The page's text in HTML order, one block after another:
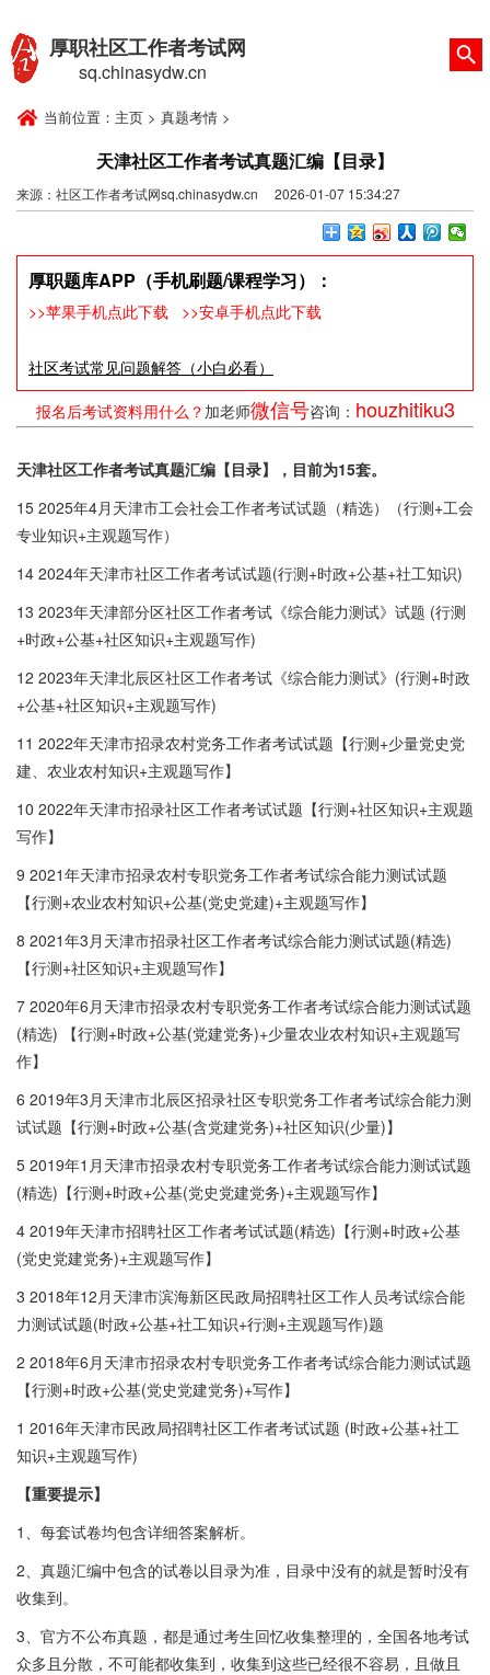
厚职社区工作者考试网
sq.chinasydw.cn
当前位置： 主页 > 真题考情 >
天津社区工作者考试真题汇编【目录】
来源：社区工作者考试网sq.chinasydw.cn 2026-01-07 15:34:27
厚职题库APP（手机刷题/课程学习）：
>>苹果手机点此下载 >>安卓手机点此下载
社区考试常见问题解答（小白必看）
报名后考试资料用什么？ 加老师微信号咨询： houzhitiku3
天津社区工作者考试真题汇编【目录】，目前为15套。
15 2025年4月天津市工会社会工作者考试试题（精选）（行测+工会
专业知识+主观题写作）
14 2024年天津市社区工作者考试试题(行测+时政+公基+社工知识)
13 2023年天津部分区社区工作者考试《综合能力测试》试题 (行测
+时政+公基+社区知识+主观题写作)
12 2023年天津北辰区社区工作者考试《综合能力测试》(行测+时政
+公基+社区知识+主观题写作)
11 2022年天津市招录农村党务工作者考试试题【行测+少量党史党
建、农业农村知识+主观题写作】
10 2022年天津市招录社区工作者考试试题【行测+社区知识+主观题
写作】
9 2021年天津市招录农村专职党务工作者考试综合能力测试试题
【行测+农业农村知识+公基(党史党建)+主观题写作】
8 2021年3月天津市招录社区工作者考试综合能力测试试题(精选)
【行测+社区知识+主观题写作】
7 2020年6月天津市招录农村专职党务工作者考试综合能力测试试题
(精选) 【行测+时政+公基(党建党务)+少量农业农村知识+主观题写
作】
6 2019年3月天津市北辰区招录社区专职党务工作者考试综合能力测
试试题【行测+时政+公基(含党建党务)+社区知识(少量)】
5 2019年1月天津市招录农村专职党务工作者考试综合能力测试试题
(精选)【行测+时政+公基(党史党建党务)+主观题写作】
4 2019年天津市招聘社区工作者考试试题(精选)【行测+时政+公基
(党史党建党务)+主观题写作】
3 2018年12月天津市滨海新区民政局招聘社区工作人员考试综合能
力测试试题(时政+公基+社工知识+行测+主观题写作)题
2 2018年6月天津市招录农村专职党务工作者考试综合能力测试试题
【行测+时政+公基(党史党建党务)+写作】
1 2016年天津市民政局招聘社区工作者考试试题 (时政+公基+社工
知识+主观题写作)
【重要提示】
1、每套试卷均包含详细答案解析。
2、真题汇编中包含的试卷以目录为准，目录中没有的就是暂时没有
收集到。
3、官方不公布真题，都是通过考生回忆收集整理的，全国各地考试
众多且分散，不可能都收集到，收集到这些已经很不容易，且做且